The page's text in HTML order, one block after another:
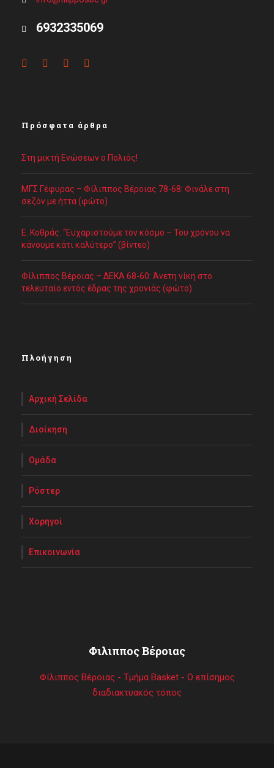
6932335069
Πρόσφατα άρθρα
Στη μικτή Ενώσεων ο Πολιός!
ΜΓΣ Γέφυρας – Φίλιππος Βέροιας 78-68: Φινάλε στη
σεζόν με ήττα (φώτο)
Ε. Κοθράς: “Ευχαριστούμε τον κόσμο – Του χρόνου να
κάνουμε κάτι καλύτερο” (βίντεο)
Φίλιππος Βέροιας – ΔΕΚΑ 68-60: Άνετη νίκη στο
τελευταίο εντός έδρας της χρονιάς (φώτο)
Πλοήγηση
Αρχική Σελίδα
Διοίκηση
Ομάδα
Ρόστερ
Χορηγοί
Επικοινωνία
Φιλιππος Βέροιας
Φίλιππος Βέροιας - Τμήμα Basket - Ο επίσημος
διαδιακτυακός τόπος